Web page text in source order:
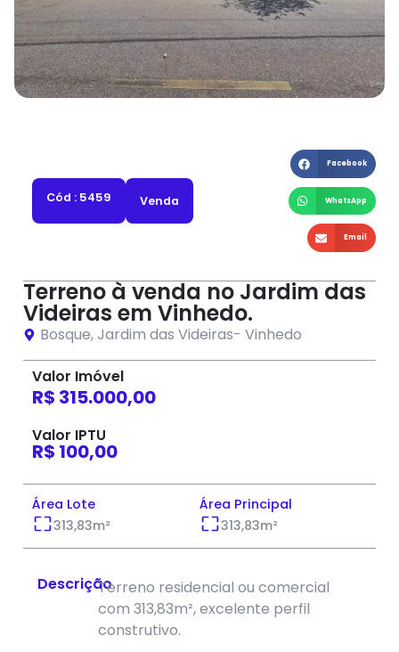
Cód : 5459 Venda
Facebook
WhatsApp
Email
Terreno à venda no Jardim das
Videiras em Vinhedo.
Bosque,Jardim das Videiras- Vinhedo
Valor Imóvel
R$ 315.000,00
Valor IPTU
R$ 100,00
Área Lote
313,83m²
Área Principal
313,83m²
DescriçãoTerreno residencial ou comercial
com 313,83m², excelente perfil
construtivo.